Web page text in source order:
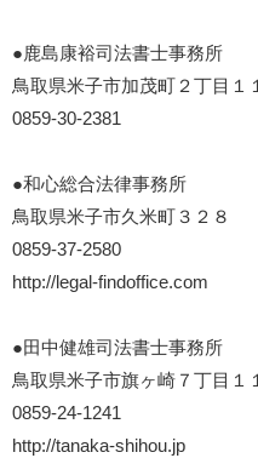
●鹿島康裕司法書士事務所
鳥取県米子市加茂町２丁目１
0859-30-2381
●和心総合法律事務所
鳥取県米子市久米町３２８
0859-37-2580
http://legal-findoffice.com
●田中健雄司法書士事務所
鳥取県米子市旗ヶ崎７丁目１
0859-24-1241
http://tanaka-shihou.jp